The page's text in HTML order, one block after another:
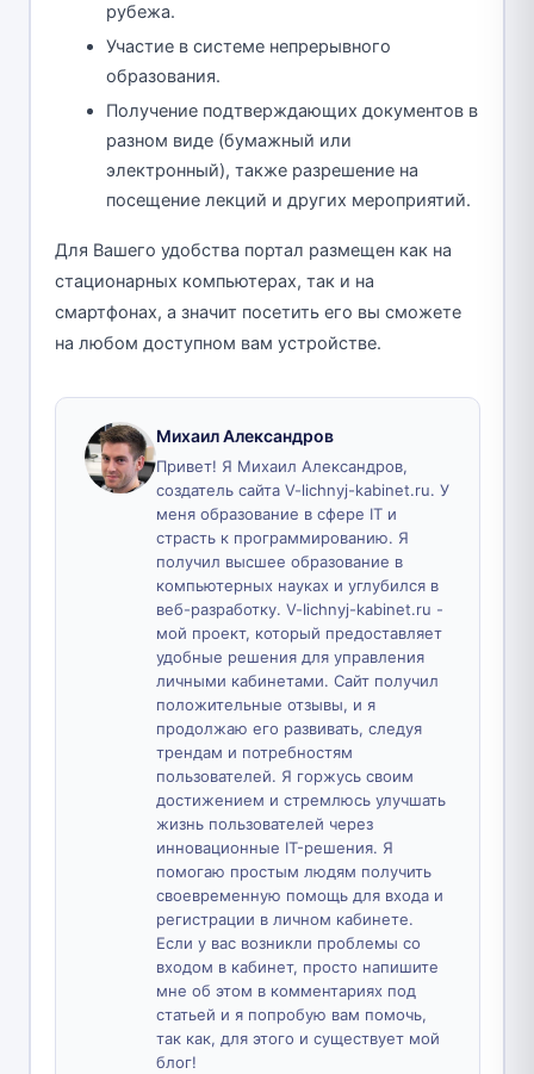
рубежа.
Участие в системе непрерывного
образования.
Получение подтверждающих документов в
разном виде (бумажный или
электронный), также разрешение на
посещение лекций и других мероприятий.
Для Вашего удобства портал размещен как на
стационарных компьютерах, так и на
смартфонах, а значит посетить его вы сможете
на любом доступном вам устройстве.
Михаил Александров
Привет! Я Михаил Александров,
создатель сайта V-lichnyj-kabinet.ru. У
меня образование в сфере IT и
страсть к программированию. Я
получил высшее образование в
компьютерных науках и углубился в
веб-разработку. V-lichnyj-kabinet.ru -
мой проект, который предоставляет
удобные решения для управления
личными кабинетами. Сайт получил
положительные отзывы, и я
продолжаю его развивать, следуя
трендам и потребностям
пользователей. Я горжусь своим
достижением и стремлюсь улучшать
жизнь пользователей через
инновационные IT-решения. Я
помогаю простым людям получить
своевременную помощь для входа и
регистрации в личном кабинете.
Если у вас возникли проблемы со
входом в кабинет, просто напишите
мне об этом в комментариях под
статьей и я попробую вам помочь,
так как, для этого и существует мой
блог!